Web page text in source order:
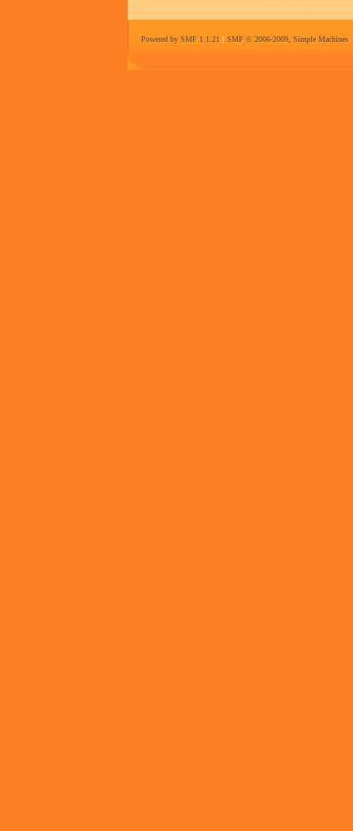
Powered by SMF 1.1.21 | SMF © 2006-2009, Simple Machines